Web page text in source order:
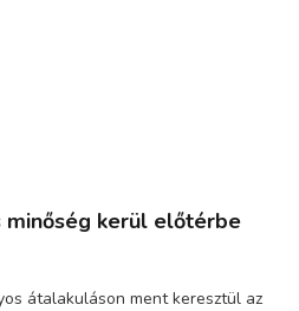
minőség kerül előtérbe
átalakuláson ment keresztül az